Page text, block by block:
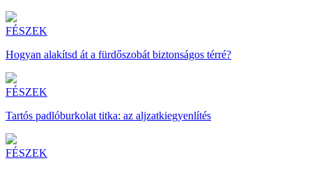
FÉSZEK
Hogyan alakítsd át a fürdőszobát biztonságos térré?
FÉSZEK
Tartós padlóburkolat titka: az aljzatkiegyenlítés
FÉSZEK